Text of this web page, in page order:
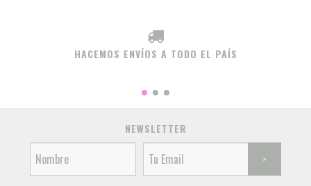
HACEMOS ENVÍOS A TODO EL PAÍS
NEWSLETTER